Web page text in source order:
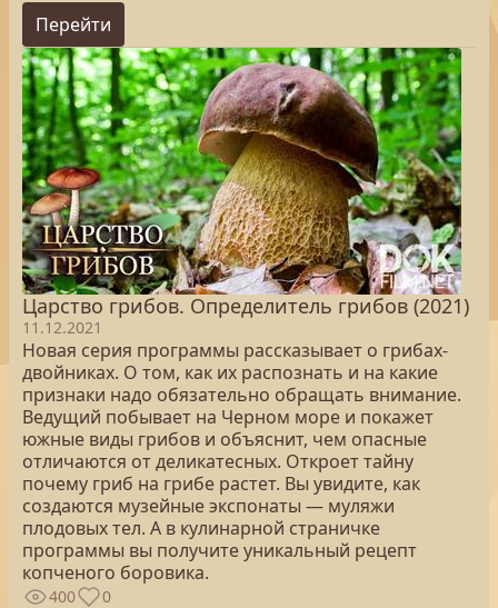
Перейти
Царство грибов. Определитель грибов (2021)
11.12.2021
Новая серия программы рассказывает о грибах-
двойниках. О том, как их распознать и на какие
признаки надо обязательно обращать внимание.
Ведущий побывает на Черном море и покажет
южные виды грибов и объяснит, чем опасные
отличаются от деликатесных. Откроет тайну
почему гриб на грибе растет. Вы увидите, как
создаются музейные экспонаты — муляжи
плодовых тел. А в кулинарной страничке
программы вы получите уникальный рецепт
копченого боровика.
400 0